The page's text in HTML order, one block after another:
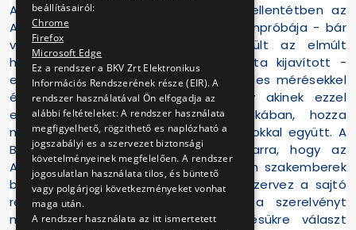
A ma megjelent különböző hírekkel ellentétben az
Alstom prototípus jármű utolsó tartampróbája - bár
valóban számos hiba felszínre került az elmúlt
hónapokban, melyeket a gyártó azóta kijavított -
elfogadható teszteredményekkel, hiteles mérésekkel
és rendben zajlik. A BKV kéri, hogy akinek ezzel
ellentétes információ van a birtokában, hozza
nyilvánosságra a megfelelő bizonyítékokkal együtt. A
BKV egyúttal felhívja a figyelmet arra, hogy az
Alstommal közösen, saját és független szakemberek
bevonásával június végén tesztutat szervez a sajtó
részére, ahol az újságíró kollégák a szerelvényt
megtekinthetik és valamennyi kérdésükre választ
beállításairól:
Chrome
Firefox
Microsoft Edge
Ez a rendszer a BKV Zrt Elektronikus
Információs Rendszerének része (EIR). A
rendszer használatával Ön elfogadja az
alábbi feltételeket: A rendszer használata
megfigyelhető, rögzithető es naplózható a
jogszabályi es a szervezet biztonsági
követelményeinek megfelelően. A rendszer
jogosulatlan használata tilos, és büntető
vagy polgárjogi következményeket vonhat
maga után.
A rendszer használata az itt ismertetett